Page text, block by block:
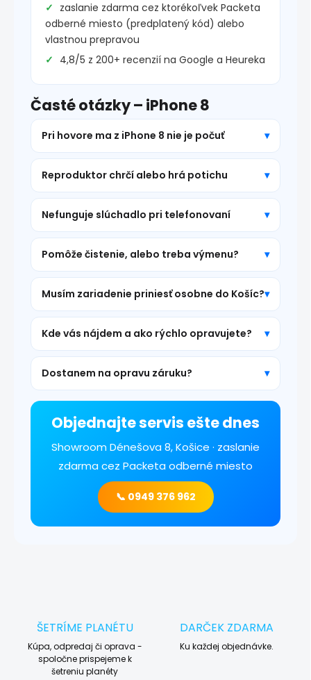
zaslanie zdarma cez ktorékoľvek Packeta
odberné miesto (predplatený kód) alebo
vlastnou prepravou
4,8/5 z 200+ recenzií na Google a Heureka
Časté otázky – iPhone 8
Pri hovore ma z iPhone 8 nie je počuť
Reproduktor chrčí alebo hrá potichu
Nefunguje slúchadlo pri telefonovaní
Pomôže čistenie, alebo treba výmenu?
Musím zariadenie priniesť osobne do Košíc?
Kde vás nájdem a ako rýchlo opravujete?
Dostanem na opravu záruku?
Objednajte servis ešte dnes
Showroom Dénešova 8, Košice · zaslanie
zdarma cez Packeta odberné miesto
📞 0949 376 962
ŠETRÍME PLANÉTU
Kúpa, odpredaj či oprava -
spoločne prispejeme k
šetreniu planéty
DARČEK ZDARMA
Ku každej objednávke.